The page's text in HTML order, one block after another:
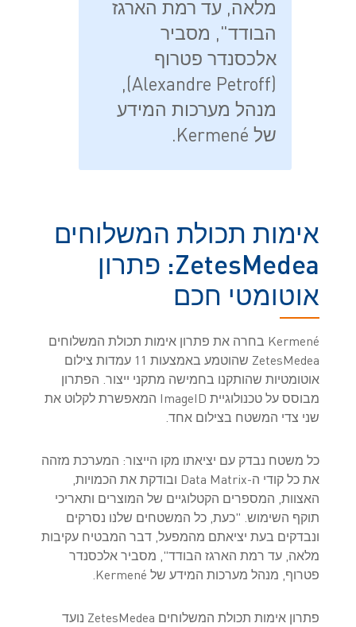
מלאה, עד רמת הארגז
הבודד", מסביר
אלכסנדר פטרוף
(Alexandre Petroff),
מנהל מערכות המידע
של Kermené.
אימות תכולת המשלוחים
ZetesMedea: פתרון
אוטומטי חכם
Kermené בחרה את פתרון אימות תכולת המשלוחים
ZetesMedea שהוטמע באמצעות 11 עמדות צילום
אוטומטיות שהותקנו בחמישה מתקני ייצור. הפתרון
מבוסס על טכנולוגיית ImageID המאפשרת לקלוט את
שני צדי המשטח בצילום אחד.
כל משטח נבדק עם יציאתו מקו הייצור: המערכת מזהה
את כל קודי ה-Data Matrix ובודקת את הכמויות,
האצוות, המספרים הקטלוגיים של המוצרים ותאריכי
תוקף השימוש. "כעת, כל המשטחים שלנו נסרקים
ונבדקים בעת יציאתם מהמפעל, דבר המבטיח עקיבות
מלאה, עד רמת הארגז הבודד", מסביר אלכסנדר
פטרוף, מנהל מערכות המידע של Kermené.
פתרון אימות תכולת המשלוחים ZetesMedea נועד